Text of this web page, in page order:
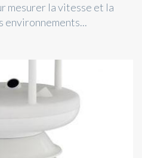
mesurer la vitesse et la
environnements...